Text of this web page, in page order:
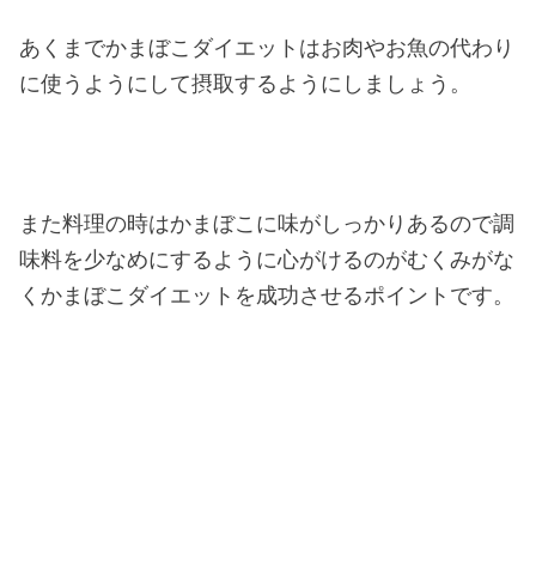
あくまでかまぼこダイエットはお肉やお魚の代わり
に使うようにして摂取するようにしましょう。
また料理の時はかまぼこに味がしっかりあるので調
味料を少なめにするように心がけるのがむくみがな
くかまぼこダイエットを成功させるポイントです。